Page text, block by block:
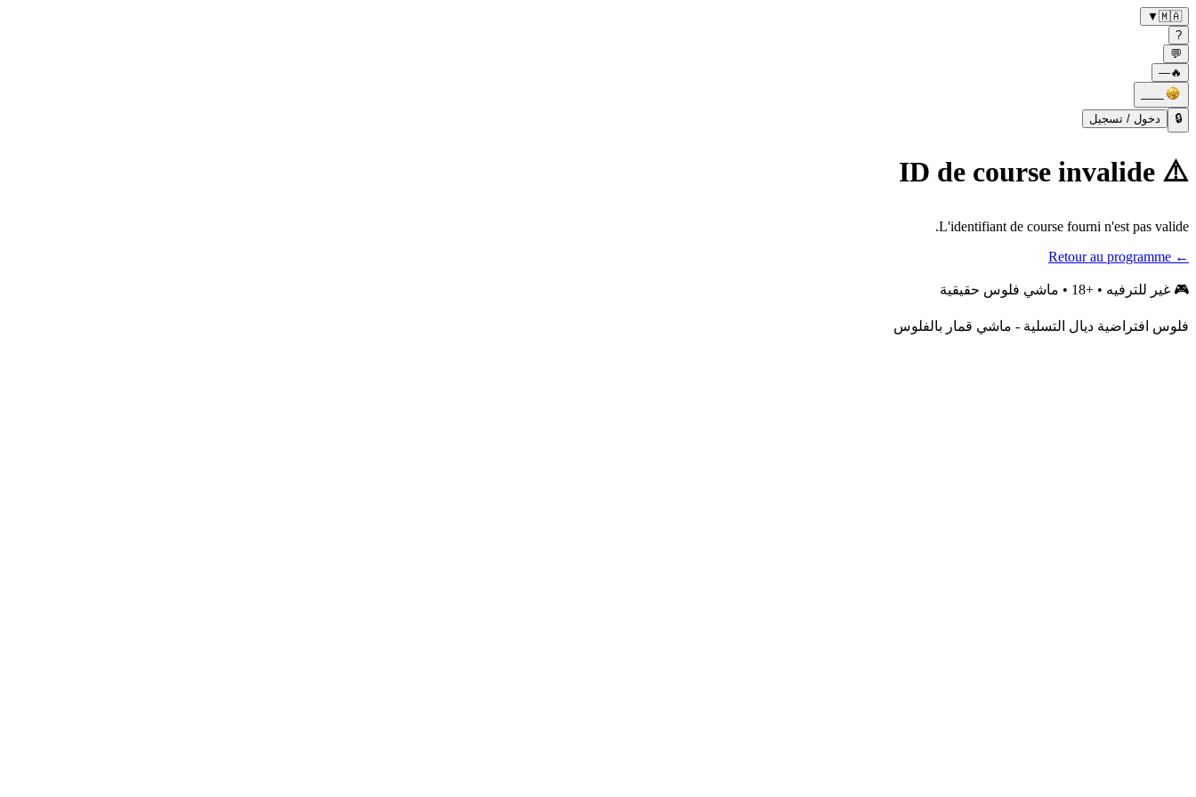
🇲🇦
▼
?
💬
🔥
—
——
🔒
دخول / تسجيل
⚠️ ID de course invalide
L'identifiant de course fourni n'est pas valide.
← Retour au programme
🎮 غير للترفيه • +18 • ماشي فلوس حقيقية
فلوس افتراضية ديال التسلية - ماشي قمار بالفلوس